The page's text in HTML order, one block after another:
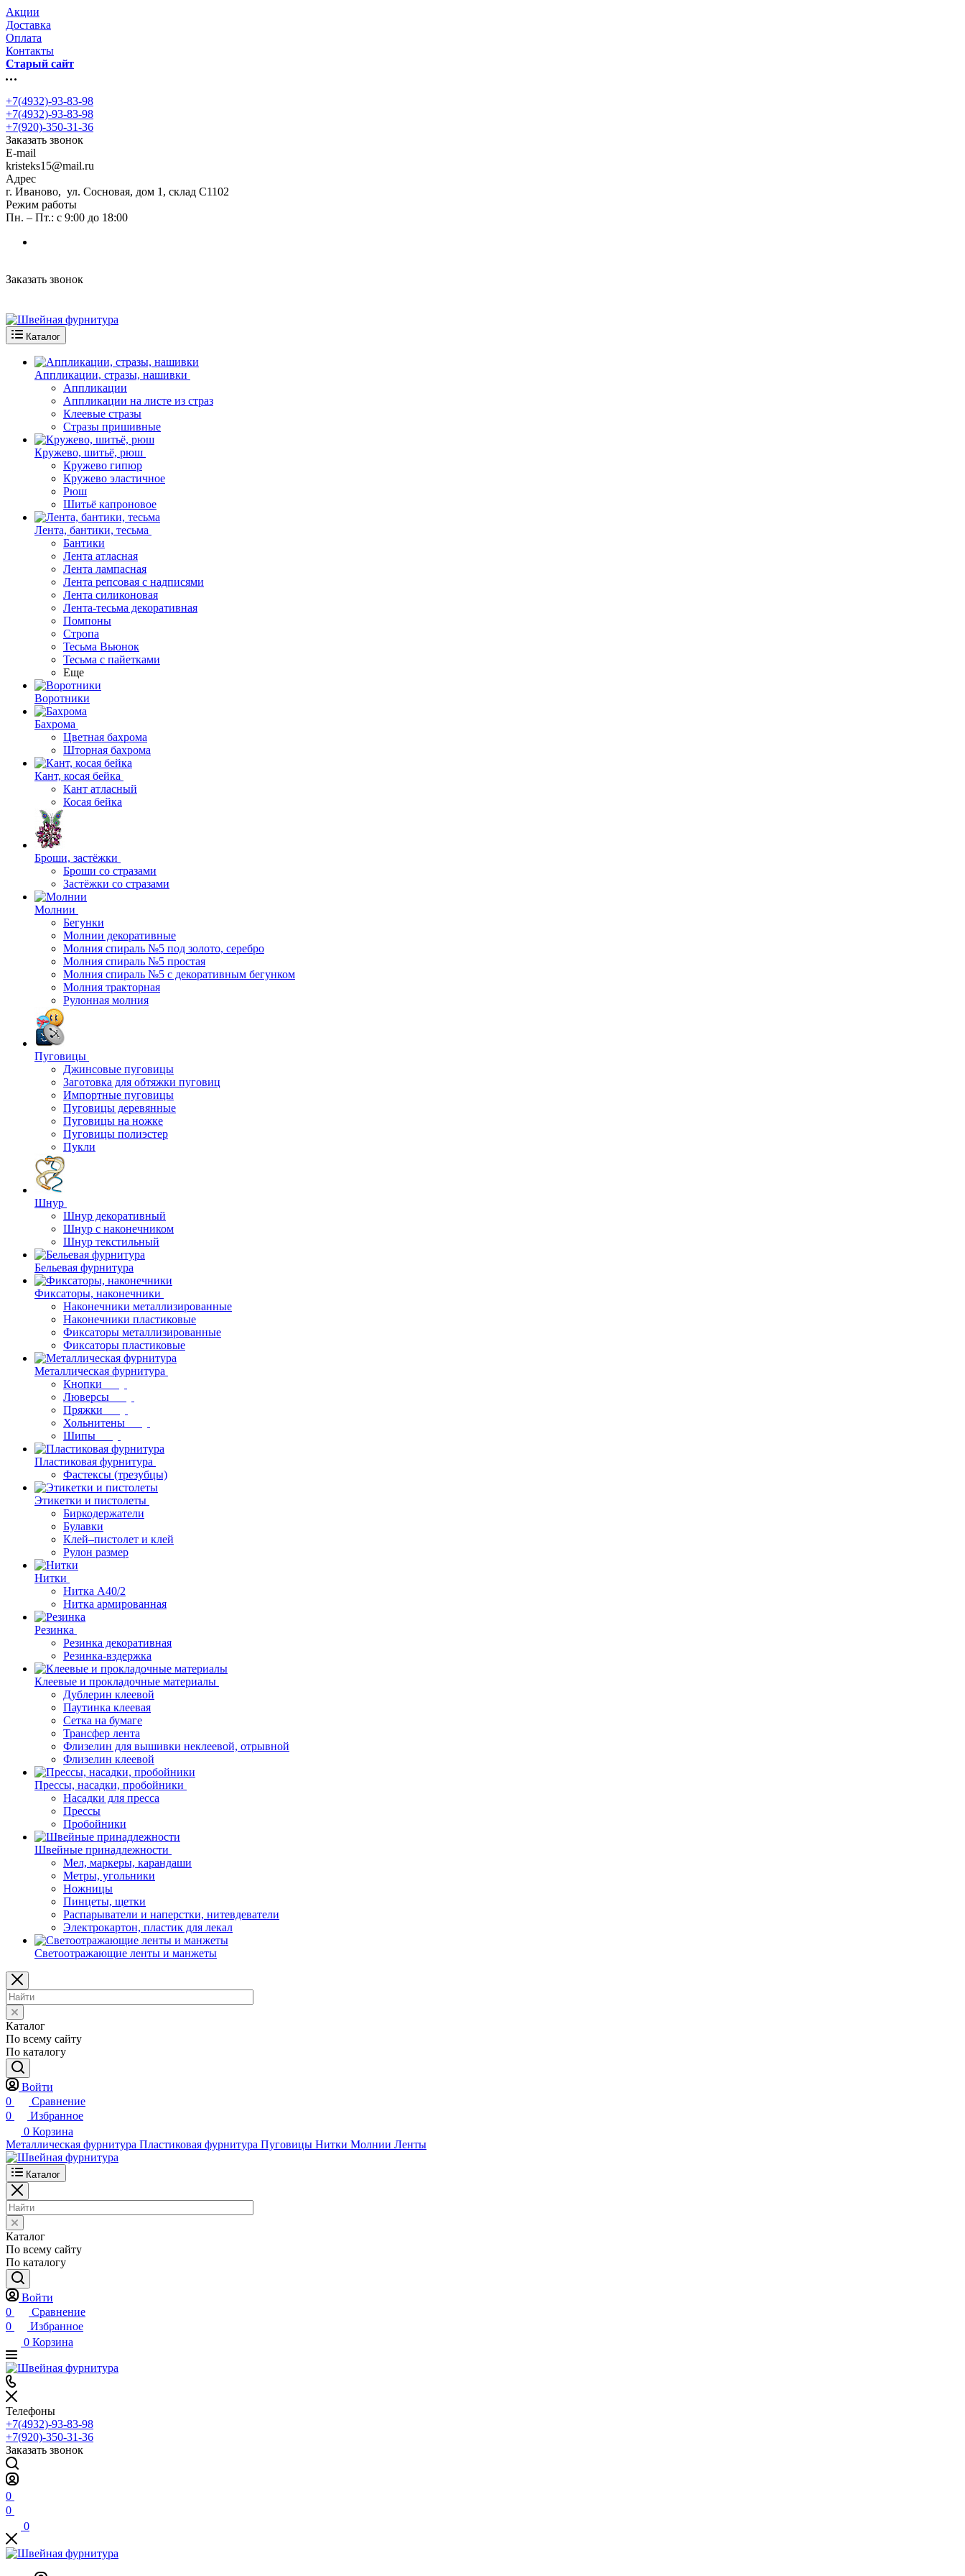
Акции
Доставка
Оплата
Контакты
Старый сайт
+7(4932)-93-83-98
+7(4932)-93-83-98
+7(920)-350-31-36
Заказать звонок
E-mail
kristeks15@mail.ru
Адрес
г. Иваново, ул. Сосновая, дом 1, склад С1102
Режим работы
Пн. – Пт.: с 9:00 до 18:00
Заказать звонок
Каталог
Аппликации, стразы, нашивки
Аппликации
Аппликации на листе из страз
Клеевые стразы
Стразы пришивные
Кружево, шитьё, рюш
Кружево гипюр
Кружево эластичное
Рюш
Шитьё капроновое
Лента, бантики, тесьма
Бантики
Лента атласная
Лента лампасная
Лента репсовая с надписями
Лента силиконовая
Лента-тесьма декоративная
Помпоны
Стропа
Тесьма Вьюнок
Тесьма с пайетками
Еще
Воротники
Бахрома
Цветная бахрома
Шторная бахрома
Кант, косая бейка
Кант атласный
Косая бейка
Броши, застёжки
Броши со стразами
Застёжки со стразами
Молнии
Бегунки
Молнии декоративные
Молния спираль №5 под золото, серебро
Молния спираль №5 простая
Молния спираль №5 с декоративным бегунком
Молния тракторная
Рулонная молния
Пуговицы
Джинсовые пуговицы
Заготовка для обтяжки пуговиц
Импортные пуговицы
Пуговицы деревянные
Пуговицы на ножке
Пуговицы полиэстер
Пукли
Шнур
Шнур декоративный
Шнур с наконечником
Шнур текстильный
Бельевая фурнитура
Фиксаторы, наконечники
Наконечники металлизированные
Наконечники пластиковые
Фиксаторы металлизированные
Фиксаторы пластиковые
Металлическая фурнитура
Кнопки
Люверсы
Пряжки
Хольнитены
Шипы
Пластиковая фурнитура
Фастексы (трезубцы)
Этикетки и пистолеты
Биркодержатели
Булавки
Клей–пистолет и клей
Рулон размер
Нитки
Нитка А40/2
Нитка армированная
Резинка
Резинка декоративная
Резинка-вздержка
Клеевые и прокладочные материалы
Дублерин клеевой
Паутинка клеевая
Сетка на бумаге
Трансфер лента
Флизелин для вышивки неклеевой, отрывной
Флизелин клеевой
Прессы, насадки, пробойники
Насадки для пресса
Прессы
Пробойники
Швейные принадлежности
Мел, маркеры, карандаши
Метры, угольники
Ножницы
Пинцеты, щетки
Распарыватели и наперстки, нитевдеватели
Электрокартон, пластик для лекал
Светоотражающие ленты и манжеты
Каталог
По всему сайту
По каталогу
Войти
0
Сравнение
0
Избранное
0 Корзина
Металлическая фурнитура Пластиковая фурнитура Пуговицы Нитки Молнии Ленты
Каталог
Каталог
По всему сайту
По каталогу
Войти
0
Сравнение
0
Избранное
0 Корзина
Телефоны
+7(4932)-93-83-98
+7(920)-350-31-36
Заказать звонок
0
0
0